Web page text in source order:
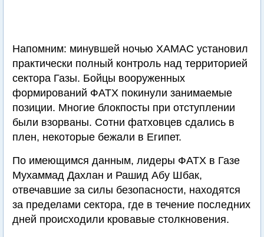
Напомним: минувшей ночью ХАМАС установил
практически полный контроль над территорией
сектора Газы. Бойцы вооруженных
формирований ФАТХ покинули занимаемые
позиции. Многие блокпосты при отступлении
были взорваны. Сотни фатховцев сдались в
плен, некоторые бежали в Египет.
По имеющимся данным, лидеры ФАТХ в Газе
Мухаммад Дахлан и Рашид Абу Шбак,
отвечавшие за силы безопасности, находятся
за пределами сектора, где в течение последних
дней происходили кровавые столкновения.